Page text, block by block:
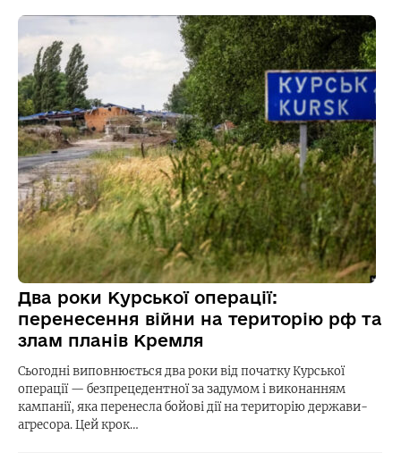
Два роки Курської операції:
перенесення війни на територію рф та
злам планів Кремля
Сьогодні виповнюється два роки від початку Курської
операції — безпрецедентної за задумом і виконанням
кампанії, яка перенесла бойові дії на територію держави-
агресора. Цей крок…